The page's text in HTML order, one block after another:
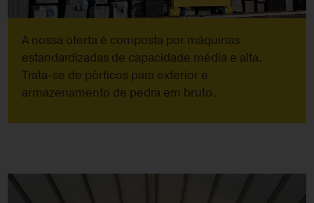
A nossa oferta é composta por máquinas
estandardizadas de capacidade média e alta.
Trata-se de pórticos para exterior e
armazenamento de pedra em bruto.